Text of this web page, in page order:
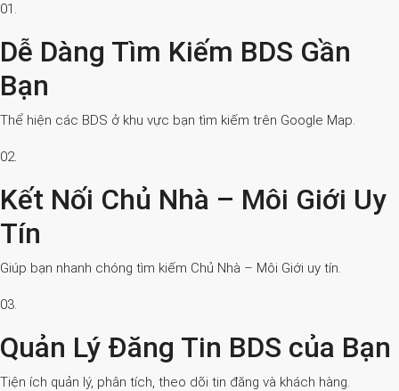
01.
Dễ Dàng Tìm Kiếm BDS Gần
Bạn
Thể hiện các BDS ở khu vực bạn tìm kiếm trên Google Map.
02.
Kết Nối Chủ Nhà – Môi Giới Uy
Tín
Giúp bạn nhanh chóng tìm kiếm Chủ Nhà – Môi Giới uy tín.
03.
Quản Lý Đăng Tin BDS của Bạn
Tiện ích quản lý, phân tích, theo dõi tin đăng và khách hàng.